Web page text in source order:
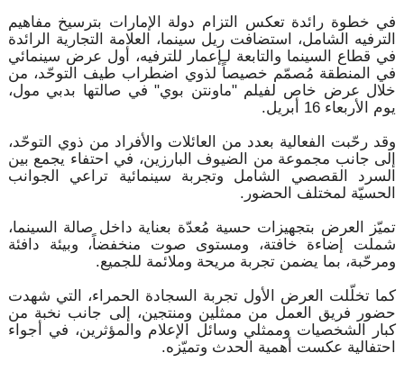
في خطوة رائدة تعكس التزام دولة الإمارات بترسيخ مفاهيم
الترفيه الشامل، استضافت ريل سينما، العلامة التجارية الرائدة
في قطاع السينما والتابعة لـإعمار للترفيه، أول عرض سينمائي
في المنطقة مُصمّم خصيصاً لذوي اضطراب طيف التوحّد، من
خلال عرض خاص لفيلم "ماونتن بوي" في صالتها بدبي مول،
يوم الأربعاء 16 أبريل.
وقد رحّبت الفعالية بعدد من العائلات والأفراد من ذوي التوحّد،
إلى جانب مجموعة من الضيوف البارزين، في احتفاء يجمع بين
السرد القصصي الشامل وتجربة سينمائية تراعي الجوانب
الحسيّة لمختلف الحضور.
تميّز العرض بتجهيزات حسية مُعدّة بعناية داخل صالة السينما،
شملت إضاءة خافتة، ومستوى صوت منخفضاً، وبيئة دافئة
ومرحّبة، بما يضمن تجربة مريحة وملائمة للجميع.
كما تخلّلت العرض الأول تجربة السجادة الحمراء، التي شهدت
حضور فريق العمل من ممثلين ومنتجين، إلى جانب نخبة من
كبار الشخصيات وممثلي وسائل الإعلام والمؤثرين، في أجواء
احتفالية عكست أهمية الحدث وتميّزه.